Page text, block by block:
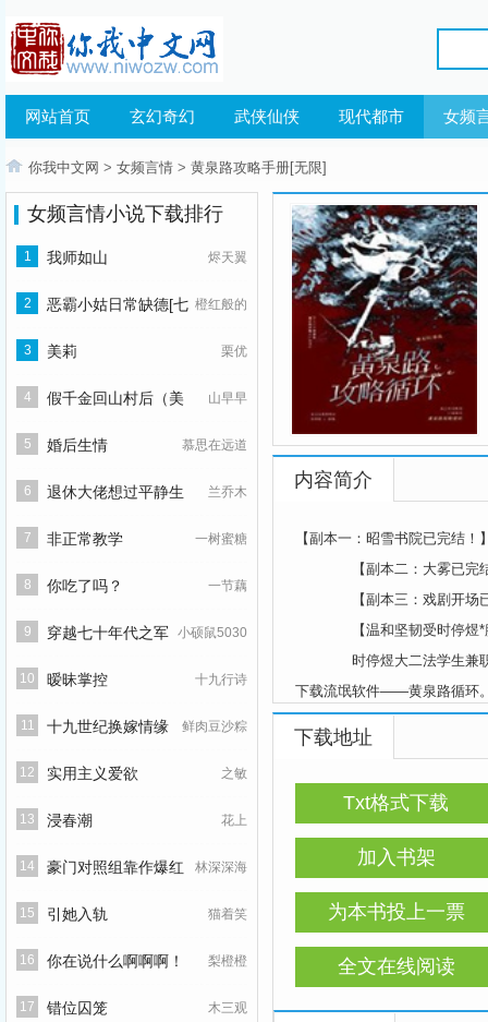
网站首页 玄幻奇幻 武侠仙侠 现代都市 女频
你我中文网 > 女频言情 > 黄泉路攻略手册[无限]
女频言情小说下载排行
1 烬天翼
我师如山
2 橙红般的
恶霸小姑日常缺德[七
零]
3 栗优
美莉
4 山早早
假千金回山村后（美
食）
5 慕思在远道
婚后生情
6 兰乔木
退休大佬想过平静生
活/我真的只想退休啊！
7 一树蜜糖
非正常教学
8 一节藕
你吃了吗？
9 小硕鼠5030
穿越七十年代之军
嫂成长记/巧媳妇好日子
10 十九行诗
暧昧掌控
11 鲜肉豆沙粽
十九世纪换嫁情缘
12 之敏
实用主义爱欲
13 花上
浸春潮
14 林深深海
豪门对照组靠作爆红
15 猫着笑
引她入轨
16 梨橙橙
你在说什么啊啊啊！
17 木三观
错位囚笼
内容简介
【副本一：昭雪书院已完结！
【副本二：大雾已完
【副本三：戏剧开场已
【温和坚韧受时停煜*腹
时停煜大二法学生兼职恐
下载流氓软件——黄泉路循环
时停煜点开弹幕：一般这
Npc默默开口：110有用
时停煜果断点火烧掉副本
脱离副本之前，他还恶趣
副本二：大雾侵入小镇，
时停煜轻飘飘地开口：今
开的窗户和不成型的肉块。
一块不成型的肉块蠕动
下载地址
Txt格式下载
加入书架
为本书投上一票
全文在线阅读